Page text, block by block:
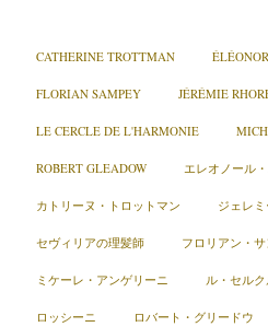
CATHERINE TROTTMAN
FLORIAN SAMPEY JÉRÉMIE
LE CERCLE DE L'HARMONIE
ROBERT GLEADOW エレオノール
カトリーヌ・トロットマン ジェレ
セヴィリアの理髪師 フロリアン・
ミケーレ・アンゲリーニ ル・セル
ロッシーニ ロバート・グリードウ